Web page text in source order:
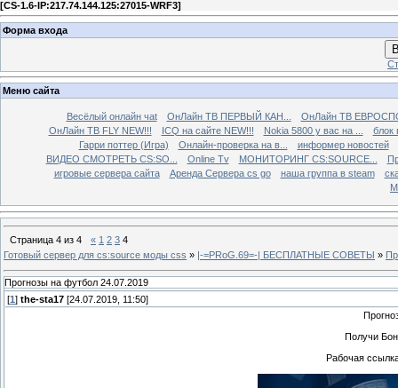
[CS-1.6-IP:217.74.144.125:27015-WRF3]
Форма входа
Меню сайта
Весёлый онлайн чаt ОнЛайн ТВ ПЕРВЫЙ КАН...
ОнЛайн ТВ
ОнЛайн ТВ FLY NEW!!!
ICQ на сайте NEW!!! Nokia 5800 у вас на ...
блок
Гарри поттер (Игра)
Онлайн-проверка на в...
информер новостей
ВИДЕО СМОТРЕТЬ CS:SO...
Online Tv МОНИТОРИНГ CS:SOURCE...
игровые сервера сайта
Аренда Сервера cs go наша группа в steam
Страница 4 из 4 « 1 2 3 4
Готовый сервер для cs:source моды css » |-=PRoG.69=-| БЕСПЛАТНЫЕ СОВЕТЫ »
Прогнозы на футбол 24.07.2019
[1 ] the-sta17 [24.07.2019, 11:50]
Получи
Рабочая